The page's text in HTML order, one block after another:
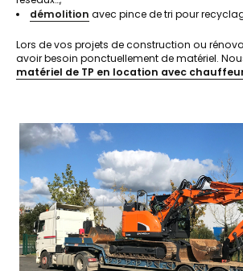
démolition avec pince de tri pour
Lors de vos projets de construction ou
avoir besoin ponctuellement de matériel.
matériel de TP en location avec